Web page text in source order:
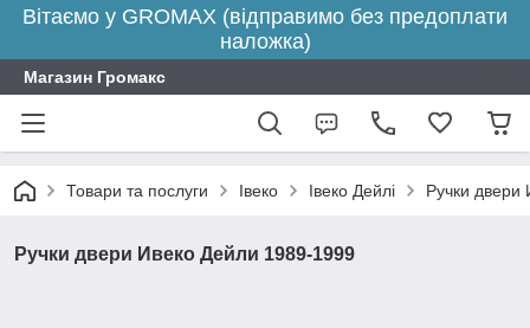
Вітаємо у GROMAX (відправимо без предоплати
наложка)
Магазин Громакс
Товари та послуги Івеко Івеко Дейлі Ручки двери
Ручки двери Ивеко Дейли 1989-1999